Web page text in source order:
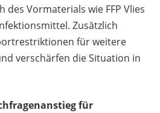
des Vormaterials wie FFP Vlies
Zusätzlich
für weitere
verschärfen die Situation in
für